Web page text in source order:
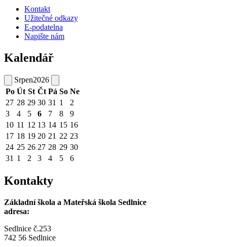
Kontakt
Užitečné odkazy
E-podatelna
Napište nám
Kalendář
Srpen2026
Po Út St Čt Pá So Ne
27 28 29 30 31 1
2
3
4 5 6 7 8
9
10 11 12 13 14 15 16
17 18 19 20 21 22 23
24 25 26 27 28 29 30
31 1 2 3 4 5 6
Kontakty
Základní škola a Mateřská škola Sedlnice
adresa:
Sedlnice č.253
742 56 Sedlnice